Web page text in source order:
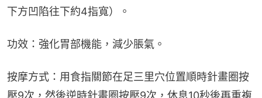
下方凹陷往下約4指寬）。
功效：強化胃部機能，減少脹氣。
按摩方式：用食指關節在足三里穴位置順時針畫圈按
壓9次，然後逆時針畫圈按壓9次，休息10秒後再重複